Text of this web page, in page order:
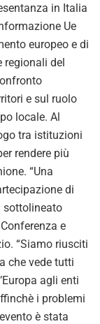
in Italia
Ue
europeo e di
regionali del
e sul ruolo
locale. Al
tra istituzioni
rendere più
“Una
di
sottolineato
e
“Siamo riusciti
che vede tutti
agli enti
i problemi
è stata